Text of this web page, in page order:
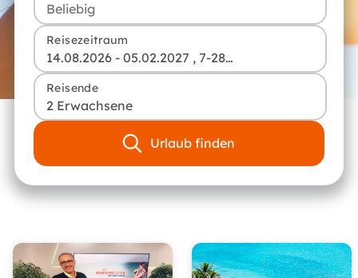
Reisezeitraum
14.08.2026 - 05.02.2027 , 7-28 Tage
Reisende
2 Erwachsene
Urlaub finden